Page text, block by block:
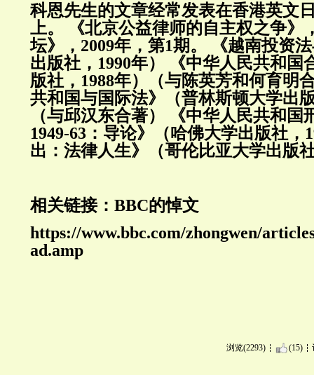
科恩先生的文章经常发表在香港英文
上。
《北京公益律师的自主权之争》
坛》，2009年，第1期。
《越南投资
出版社，1990年） 《中华人民共和国
版社，1988年）（与陈英芳和何育明
共和国与国际法》（普林斯顿大学出
（与邱汉东合著） 《中华人民共和国
1949-63：导论》（哈佛大学出版社，
出：法律人生》（哥伦比亚大学出版
相关链接：BBC的悼文
https://www.bbc.com/zhongwen/
ad.amp
浏览(2293) (15)